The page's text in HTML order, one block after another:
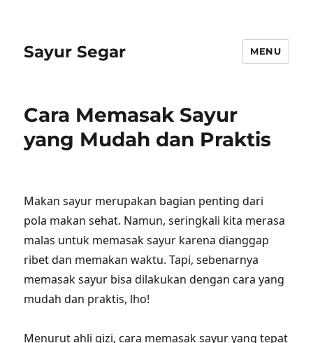
Sayur Segar MENU
Cara Memasak Sayur
yang Mudah dan Praktis
Makan sayur merupakan bagian penting dari
pola makan sehat. Namun, seringkali kita merasa
malas untuk memasak sayur karena dianggap
ribet dan memakan waktu. Tapi, sebenarnya
memasak sayur bisa dilakukan dengan cara yang
mudah dan praktis, lho!
Menurut ahli gizi, cara memasak sayur yang tepat